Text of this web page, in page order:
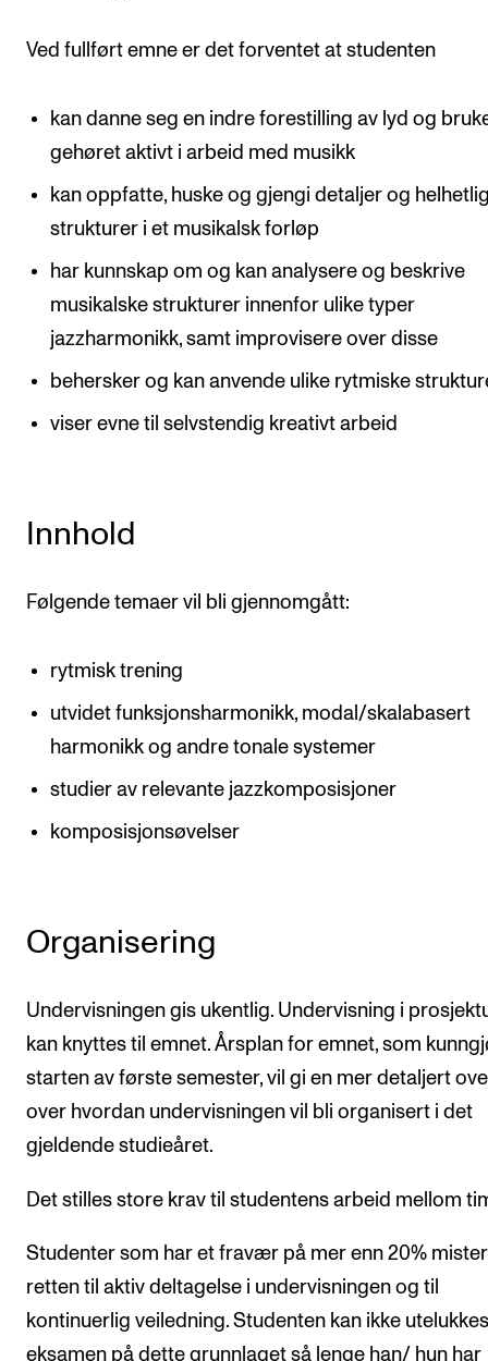
Om Norges musikkhøgskole
Kontakt oss
Finn ansatte
Ved fullført emne er det forventet at studenten
kan danne seg en indre forestilling av lyd og
gehøret aktivt i arbeid med musikk
kan oppfatte, huske og gjengi detaljer og
strukturer i et musikalsk forløp
har kunnskap om og kan analysere og beskrive
musikalske strukturer innenfor ulike typer
jazzharmonikk, samt improvisere over disse
behersker og kan anvende ulike rytmiske
viser evne til selvstendig kreativt arbeid
Innhold
Følgende temaer vil bli gjennomgått:
rytmisk trening
utvidet funksjonsharmonikk, modal/skalabasert
harmonikk og andre tonale systemer
studier av relevante jazzkomposisjoner
komposisjonsøvelser
Organisering
Undervisningen gis ukentlig. Undervisning i
kan knyttes til emnet. Årsplan for emnet, som
starten av første semester, vil gi en mer detaljert
over hvordan undervisningen vil bli organisert i det
gjeldende studieåret.
Det stilles store krav til studentens arbeid mellom
Studenter som har et fravær på mer enn 20% mister
retten til aktiv deltagelse i undervisningen og til
kontinuerlig veiledning. Studenten kan ikke
eksamen på dette grunnlaget så lenge han/ hun har